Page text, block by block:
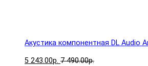
Акустика компонентная DL Audio
5 243.00р. 7 490.00р.